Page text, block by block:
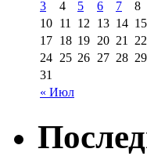
« Июл
3
4 5 6 7 8
10 11 12 13 14 15
17 18 19 20 21 22
24 25 26 27 28 29
31